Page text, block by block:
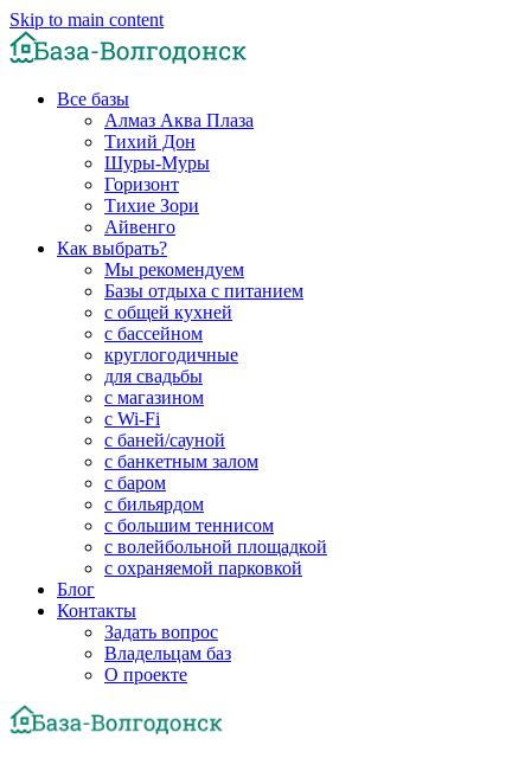
Skip to main content
Все базы
Алмаз Аква Плаза
Тихий Дон
Шуры-Муры
Горизонт
Тихие Зори
Айвенго
Как выбрать?
Мы рекомендуем
Базы отдыха с питанием
с общей кухней
с бассейном
круглогодичные
для свадьбы
с магазином
с Wi-Fi
с баней/сауной
с банкетным залом
с баром
с бильярдом
с большим теннисом
с волейбольной площадкой
с охраняемой парковкой
Блог
Контакты
Задать вопрос
Владельцам баз
О проекте